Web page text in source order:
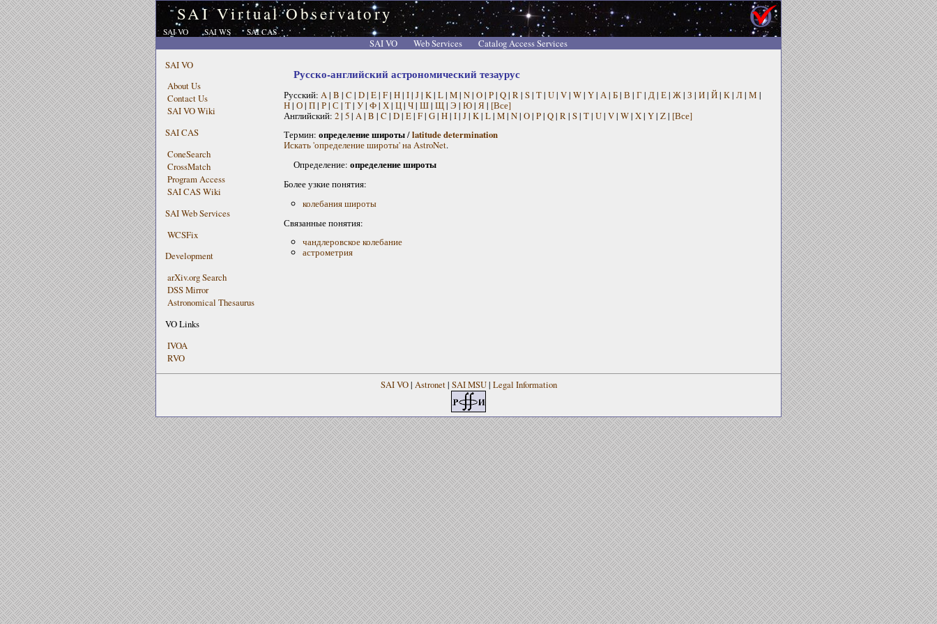
SAI Virtual Observatory
SAI VO SAI WS SAI CAS
SAI VO Web Services
Catalog Access Services
SAI VO
About Us
Contact Us
SAI VO Wiki
SAI CAS
ConeSearch
CrossMatch
Program Access
SAI CAS Wiki
SAI Web Services
WCSFix
Development
arXiv.org Search
DSS Mirror
Astronomical Thesaurus
VO Links
IVOA
RVO
Русско-английский астрономический тезаурус
Русский: A | B | C | D| E| F| H| I| J| K| L| M| N| O| P| Q| R | S| T| U| V| W| Y| А | Б| В | Г | Д| Е| Ж| З | И| Й| К| Л| М |
Н| О| П| Р| С | Т| У| Ф| Х| Ц| Ч| Ш| Щ| Э | Ю| Я| [Все]
Английский: 2| 5| A | B | C | D| E| F| G| H| I| J| K| L| M| N| O| P| Q| R | S| T| U| V| W| X| Y| Z| [Все]
Термин: определение широты/latitude determination
Искать 'определение широты' на AstroNet.
Определение: определение широты
Более узкие понятия:
колебания широты
Связанные понятия:
чандлеровское колебание
астрометрия
SAI VO| Astronet| SAI MSU| Legal Information